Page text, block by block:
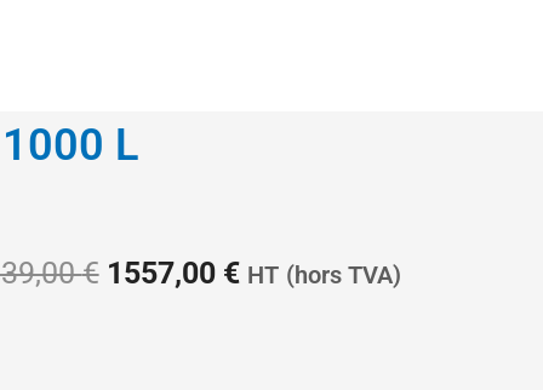
L
€ Le
1557,00 €Le
HT (hors TVA)